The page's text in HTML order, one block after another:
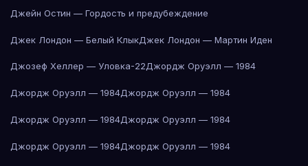
Джейн Остин — Гордость и предубеждение
Джек Лондон — Белый КлыкДжек Лондон — Мартин Иден
Джозеф Хеллер — Уловка-22Джордж Оруэлл — 1984
Джордж Оруэлл — 1984Джордж Оруэлл — 1984
Джордж Оруэлл — 1984Джордж Оруэлл — 1984
Джордж Оруэлл — 1984Джордж Оруэлл — 1984